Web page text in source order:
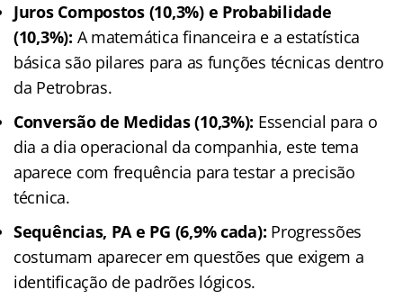
Juros Compostos (10,3%) e Probabilidade
(10,3%): A matemática financeira e a estatística
básica são pilares para as funções técnicas dentro
da Petrobras.
Conversão de Medidas (10,3%): Essencial para o
dia a dia operacional da companhia, este tema
aparece com frequência para testar a precisão
técnica.
Sequências, PA e PG (6,9% cada): Progressões
costumam aparecer em questões que exigem a
identificação de padrões lógicos.